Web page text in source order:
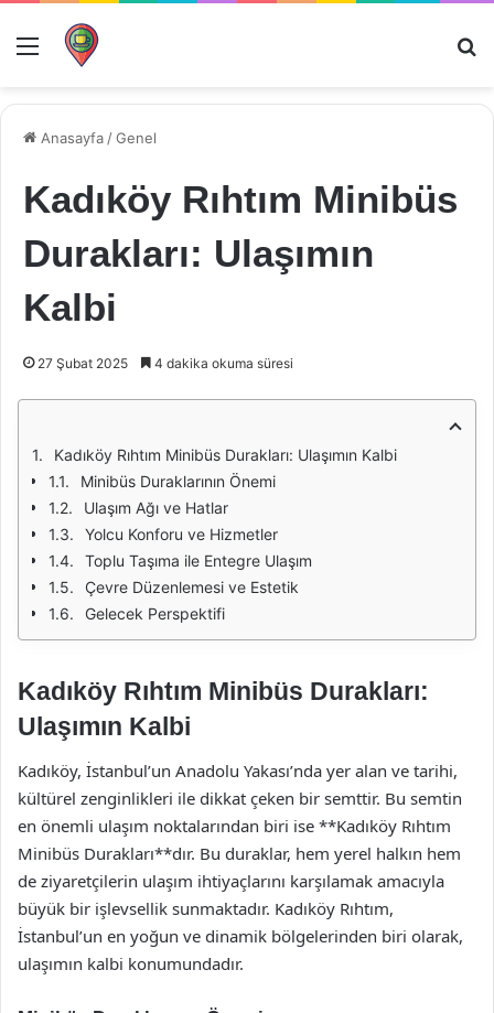
Menü
Anasayfa /Genel
Kadıköy Rıhtım Minibüs
Durakları: Ulaşımın
Kalbi
27 Şubat 2025 4 dakika okuma süresi
Kadıköy Rıhtım Minibüs Durakları: Ulaşımın Kalbi
Minibüs Duraklarının Önemi
Ulaşım Ağı ve Hatlar
Yolcu Konforu ve Hizmetler
Toplu Taşıma ile Entegre Ulaşım
Çevre Düzenlemesi ve Estetik
Gelecek Perspektifi
Kadıköy Rıhtım Minibüs Durakları:
Ulaşımın Kalbi
Kadıköy, İstanbul’un Anadolu Yakası’nda yer alan ve tarihi,
kültürel zenginlikleri ile dikkat çeken bir semttir. Bu semtin
en önemli ulaşım noktalarından biri ise **Kadıköy Rıhtım
Minibüs Durakları**dır. Bu duraklar, hem yerel halkın hem
de ziyaretçilerin ulaşım ihtiyaçlarını karşılamak amacıyla
büyük bir işlevsellik sunmaktadır. Kadıköy Rıhtım,
İstanbul’un en yoğun ve dinamik bölgelerinden biri olarak,
ulaşımın kalbi konumundadır.